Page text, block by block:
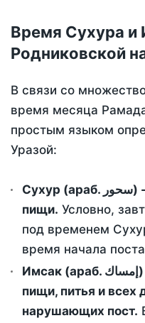
Время Сухура и
Родниковской
В связи со
время месяца
простым языком
Уразой:
Сухур (араб. سحور) - это утренний прием
пищи. Условно,
под временем
время начала
Имсак (араб. إمساك) - воздержание от приема
пищи, питья и всех
нарушающих пост.